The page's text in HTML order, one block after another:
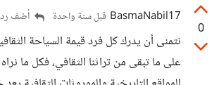
0
BasmaNabil17 قبل سنة واحدة أضف
نتمنى أن يدرك كل فرد قيمة السياحة
على ما تبقى من تراثنا الثقافي، فكل ما